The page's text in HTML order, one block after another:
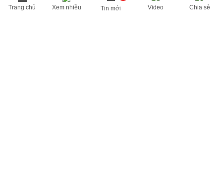
Trang chủ Xem nhiều Tin mới Video Chia sẻ